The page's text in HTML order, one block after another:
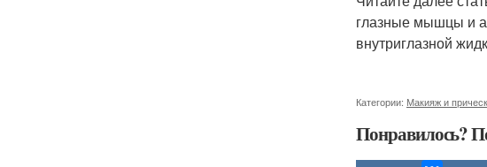
глазные мышцы и
внутриглазной
Категории: Макияж и
Понравилось?